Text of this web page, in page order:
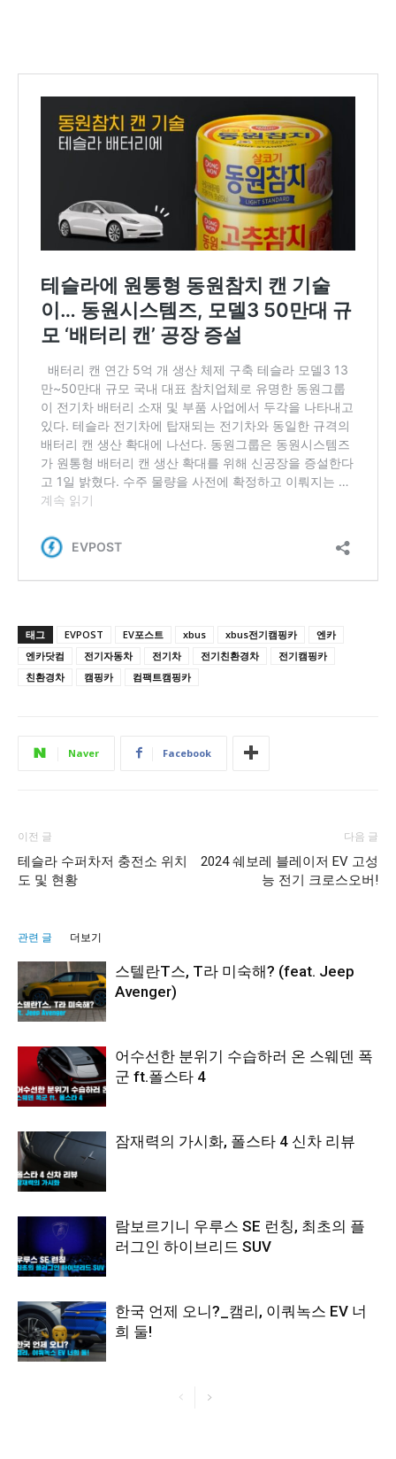
태그 EVPOST EV포스트 xbus xbus전기캠핑카
엔카
엔카닷컴
전기자동차 전기차 전기친환경차
전기캠핑카
친환경차
캠핑카 컴팩트캠핑카
Naver Facebook
이전 글
테슬라 수퍼차저 충전소 위치
도 및 현황
다음 글
2024 쉐보레 블레이저 EV 고성
능 전기 크로스오버!
관련 글 더보기
스텔란T스, T라 미숙해? (feat. Jeep
Avenger)
어수선한 분위기 수습하러 온 스웨덴 폭
군 ft.폴스타 4
잠재력의 가시화, 폴스타 4 신차 리뷰
람보르기니 우루스 SE 런칭, 최초의 플
러그인 하이브리드 SUV
한국 언제 오니?_캠리, 이쿼녹스 EV 너
희 둘!